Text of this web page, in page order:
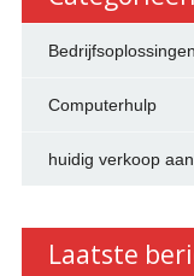
Bedrijfsoplossingen
Computerhulp
huidig verkoop
Laatste